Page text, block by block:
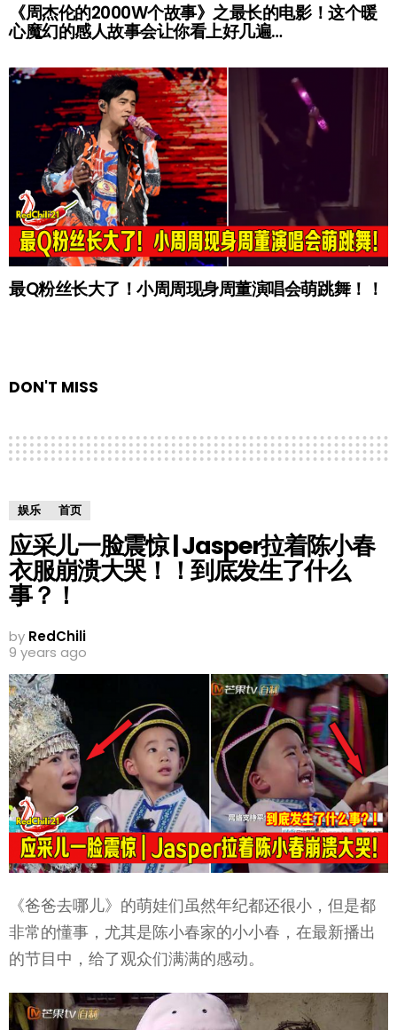
《周杰伦的2000W个故事》之最长的电影！这个暖
心魔幻的感人故事会让你看上好几遍…
最Q粉丝长大了！小周周现身周董演唱会萌跳舞！！
DON'T MISS
娱乐 首页
应采儿一脸震惊 | Jasper拉着陈小春
衣服崩溃大哭！！到底发生了什么
事？！
by RedChili
9 years ago
《爸爸去哪儿》的萌娃们虽然年纪都还很小，但是都
非常的懂事，尤其是陈小春家的小小春，在最新播出
的节目中，给了观众们满满的感动。